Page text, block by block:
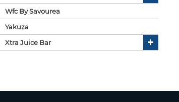
Wfc By Savourea
Yakuza
Xtra Juice Bar